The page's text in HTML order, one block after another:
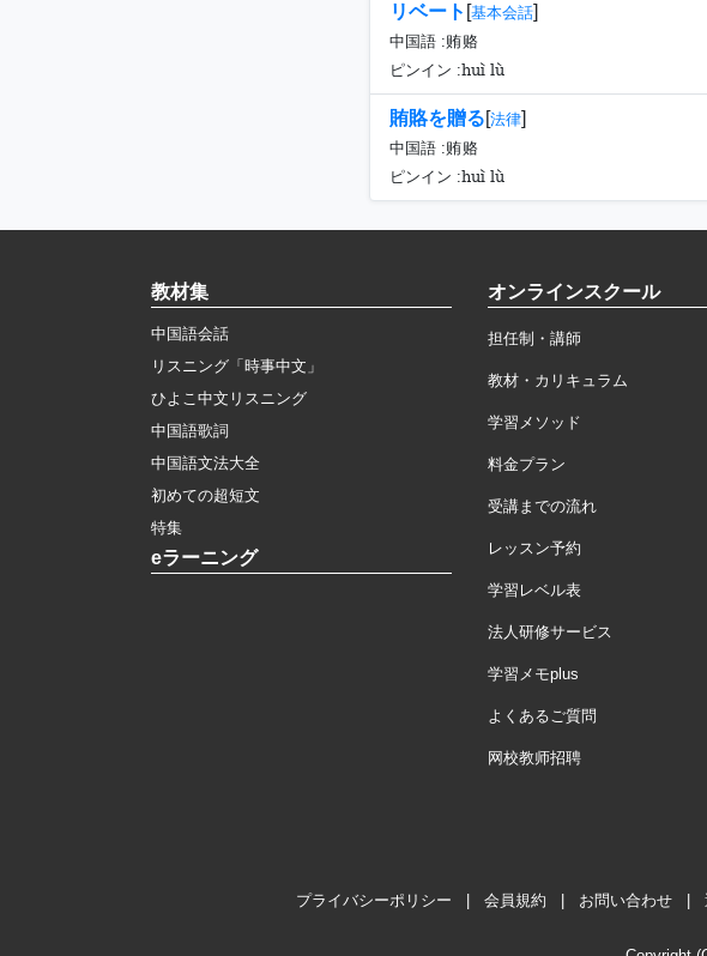
リベート [基本会話]
中国語 :贿赂
ピンイン :huì lù
賄賂を贈る[法律]
中国語 :贿赂
ピンイン :huì lù
教材集
中国語会話
リスニング「時事中文」
ひよこ中文リスニング
中国語歌詞
中国語文法大全
初めての超短文
特集
eラーニング
オンラインスクール
担任制・講師
教材・カリキュラム
学習メソッド
料金プラン
受講までの流れ
レッスン予約
学習レベル表
法人研修サービス
学習メモplus
よくあるご質問
网校教师招聘
プライバシーポリシー 会員規約 お問い合わせ